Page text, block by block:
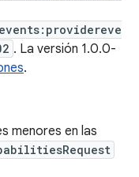
. La versión 1.0.0-
.
menores en las